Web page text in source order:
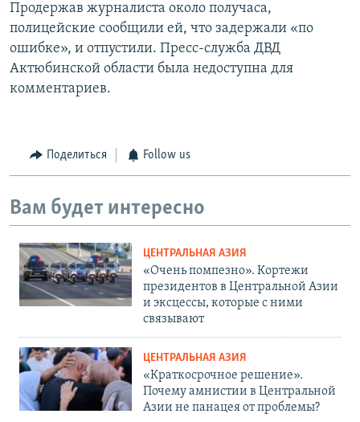
Продержав журналиста около получаса,
полицейские сообщили ей, что задержали «по
ошибке», и отпустили. Пресс-служба ДВД
Актюбинской области была недоступна для
комментариев.
Поделиться Follow us
Вам будет интересно
ЦЕНТРАЛЬНАЯ АЗИЯ
«Очень помпезно». Кортежи
президентов в Центральной Азии
и эксцессы, которые с ними
связывают
ЦЕНТРАЛЬНАЯ АЗИЯ
«Краткосрочное решение».
Почему амнистии в Центральной
Азии не панацея от проблемы?